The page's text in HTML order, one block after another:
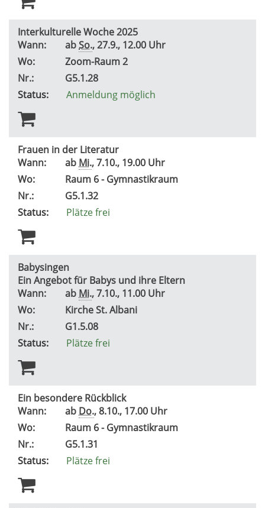
Interkulturelle Woche 2025
Wann:
abSo., 27.9., 12.00 Uhr
Wo:
Zoom-Raum 2
Nr.:
G5.1.28
Status:
Anmeldung möglich
Frauen in der Literatur
Wann:
ab Mi., 7.10., 19.00 Uhr
Wo:
Raum 6 - Gymnastikraum
Nr.:
G5.1.32
Status:
Plätze frei
Babysingen
Ein Angebot für Babys und ihre Eltern
Wann:
ab Mi., 7.10., 11.00 Uhr
Wo:
Kirche St. Albani
Nr.:
G1.5.08
Status:
Plätze frei
Ein besondere Rückblick
Wann:
ab Do., 8.10., 17.00 Uhr
Wo:
Raum 6 - Gymnastikraum
Nr.:
G5.1.31
Status:
Plätze frei